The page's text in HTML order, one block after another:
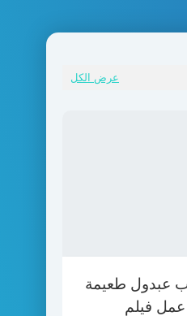
عرض الكل
عبدول طعيمة
فيلم